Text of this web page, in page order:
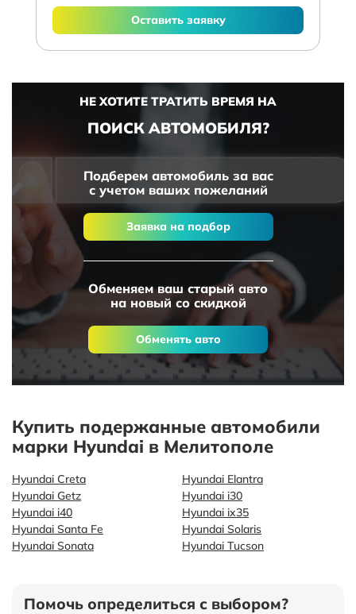
Оставить заявку
НЕ ХОТИТЕ ТРАТИТЬ ВРЕМЯ НА
ПОИСК АВТОМОБИЛЯ?
Подберем автомобиль за вас
с учетом ваших пожеланий
Заявка на подбор
Обменяем ваш старый авто
на новый со скидкой
Обменять авто
Купить подержанные автомобили
марки Hyundai в Мелитополе
Hyundai Creta
Hyundai Elantra
Hyundai Getz
Hyundai i30
Hyundai i40
Hyundai ix35
Hyundai Santa Fe
Hyundai Solaris
Hyundai Sonata
Hyundai Tucson
Помочь определиться с выбором?